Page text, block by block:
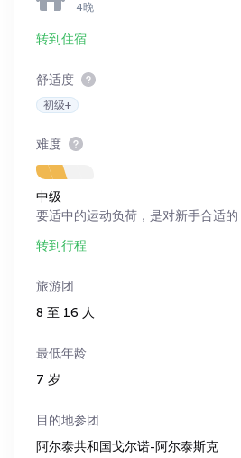
4晚
转到住宿
舒适度
初级+
难度
中级
要适中的运动负荷，是对新手合适的
转到行程
旅游团
8 至 16 人
最低年龄
7 岁
目的地参团
阿尔泰共和国戈尔诺-阿尔泰斯克